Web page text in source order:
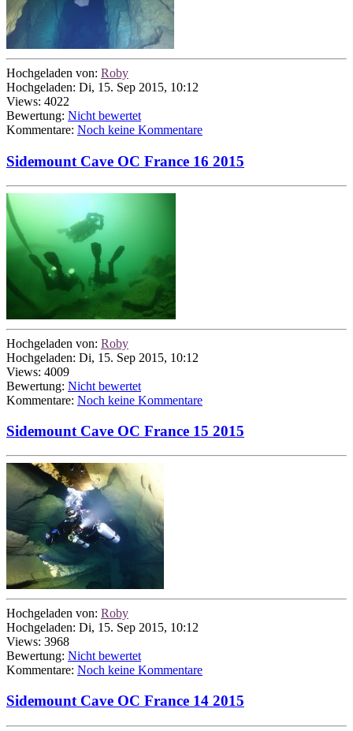
Hochgeladen von: Roby
Hochgeladen: Di, 15. Sep 2015, 10:12
Views: 4022
Bewertung: Nicht bewertet
Kommentare: Noch keine Kommentare
Sidemount Cave OC France 16 2015
Hochgeladen von: Roby
Hochgeladen: Di, 15. Sep 2015, 10:12
Views: 4009
Bewertung: Nicht bewertet
Kommentare: Noch keine Kommentare
Sidemount Cave OC France 15 2015
Hochgeladen von: Roby
Hochgeladen: Di, 15. Sep 2015, 10:12
Views: 3968
Bewertung: Nicht bewertet
Kommentare: Noch keine Kommentare
Sidemount Cave OC France 14 2015